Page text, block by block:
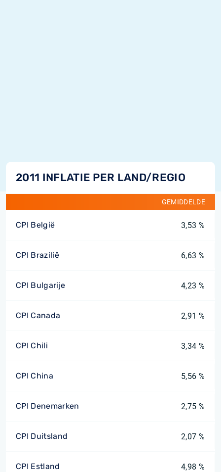
2011 INFLATIE PER LAND/REGIO
GEMIDDELDE
CPI België 3,53 %
CPI Brazilië 6,63 %
CPI Bulgarije 4,23 %
CPI Canada 2,91 %
CPI Chili 3,34 %
CPI China 5,56 %
CPI Denemarken 2,75 %
CPI Duitsland 2,07 %
CPI Estland 4,98 %